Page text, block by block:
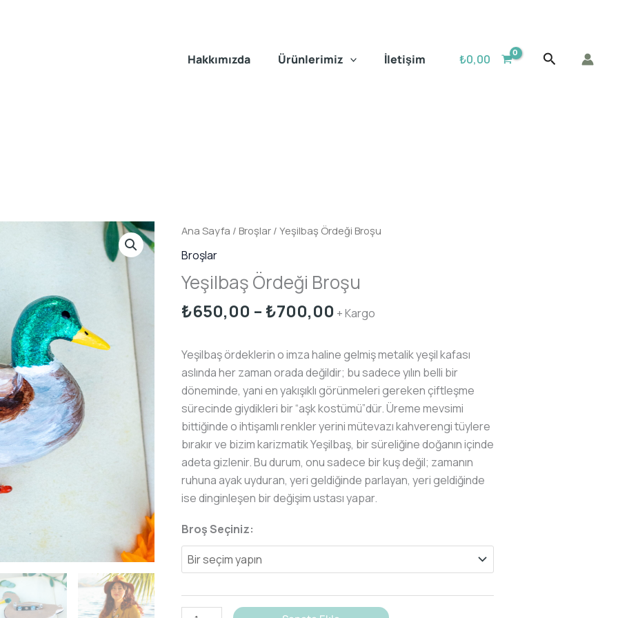
Hakkımızda Ürünlerimiz İletişim ₺0,00 Arama
Ana Sayfa / Broşlar / Yeşilbaş Ördeği Broşu
Broşlar
Yeşilbaş Ördeği Broşu
₺650,00 – ₺700,00Fiyat
₺650,00
-
₺700,00
+ Kargo
Yeşilbaş ördeklerin o imza haline gelmiş metalik yeşil kafası
aslında her zaman orada değildir; bu sadece yılın belli bir
döneminde, yani en yakışıklı görünmeleri gereken çiftleşme
sürecinde giydikleri bir “aşk kostümü”dür. Üreme mevsimi
bittiğinde o ihtişamlı renkler yerini mütevazı kahverengi tüylere
bırakır ve bizim karizmatik Yeşilbaş, bir süreliğine doğanın içinde
adeta gizlenir. Bu durum, onu sadece bir kuş değil; zamanın
ruhuna ayak uyduran, yeri geldiğinde parlayan, yeri geldiğinde
ise dinginleşen bir değişim ustası yapar.
Broş Seçiniz:
₺700,00